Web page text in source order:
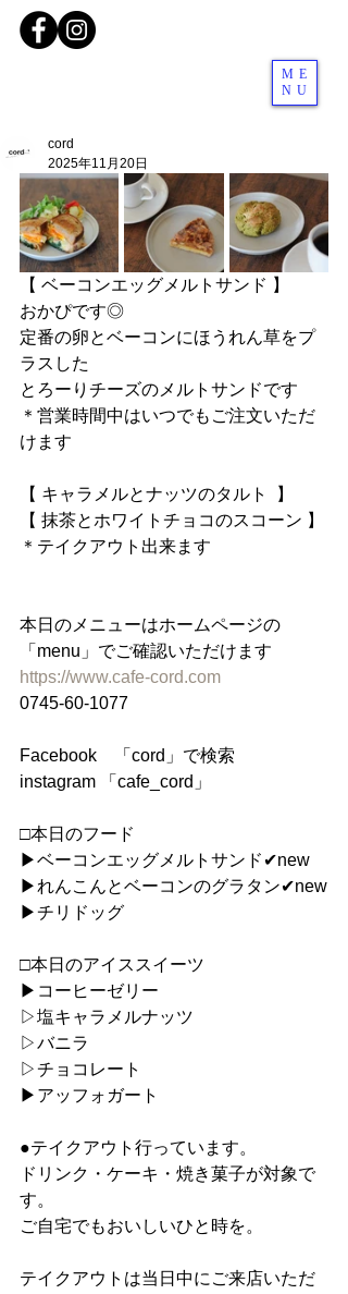
ME
NU
cord
2025年11月20日
【 ベーコンエッグメルトサンド 】
おかぴです◎
定番の卵とベーコンにほうれん草をプ
ラスした
とろーりチーズのメルトサンドです
＊営業時間中はいつでもご注文いただ
けます
【 キャラメルとナッツのタルト  】
【 抹茶とホワイトチョコのスコーン 】
＊テイクアウト出来ます
本日のメニューはホームページの
「menu」でご確認いただけます
https://www.cafe-cord.com
0745-60-1077
Facebook　「cord」で検索
instagram 「cafe_cord」
□本日のフード
▶︎ベーコンエッグメルトサンド✔︎new
▶︎れんこんとベーコンのグラタン✔︎new
▶︎チリドッグ
□本日のアイススイーツ
▶︎コーヒーゼリー
▷塩キャラメルナッツ
▷バニラ
▷チョコレート
▶︎アッフォガート
●テイクアウト行っています。
ドリンク・ケーキ・焼き菓子が対象で
す。
ご自宅でもおいしいひと時を。
テイクアウトは当日中にご来店いただ